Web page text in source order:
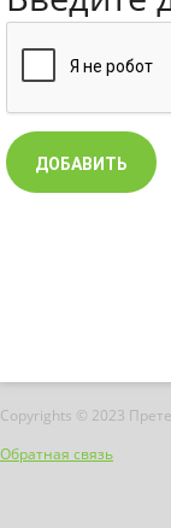
Copyrights © 2023
Обратная связь